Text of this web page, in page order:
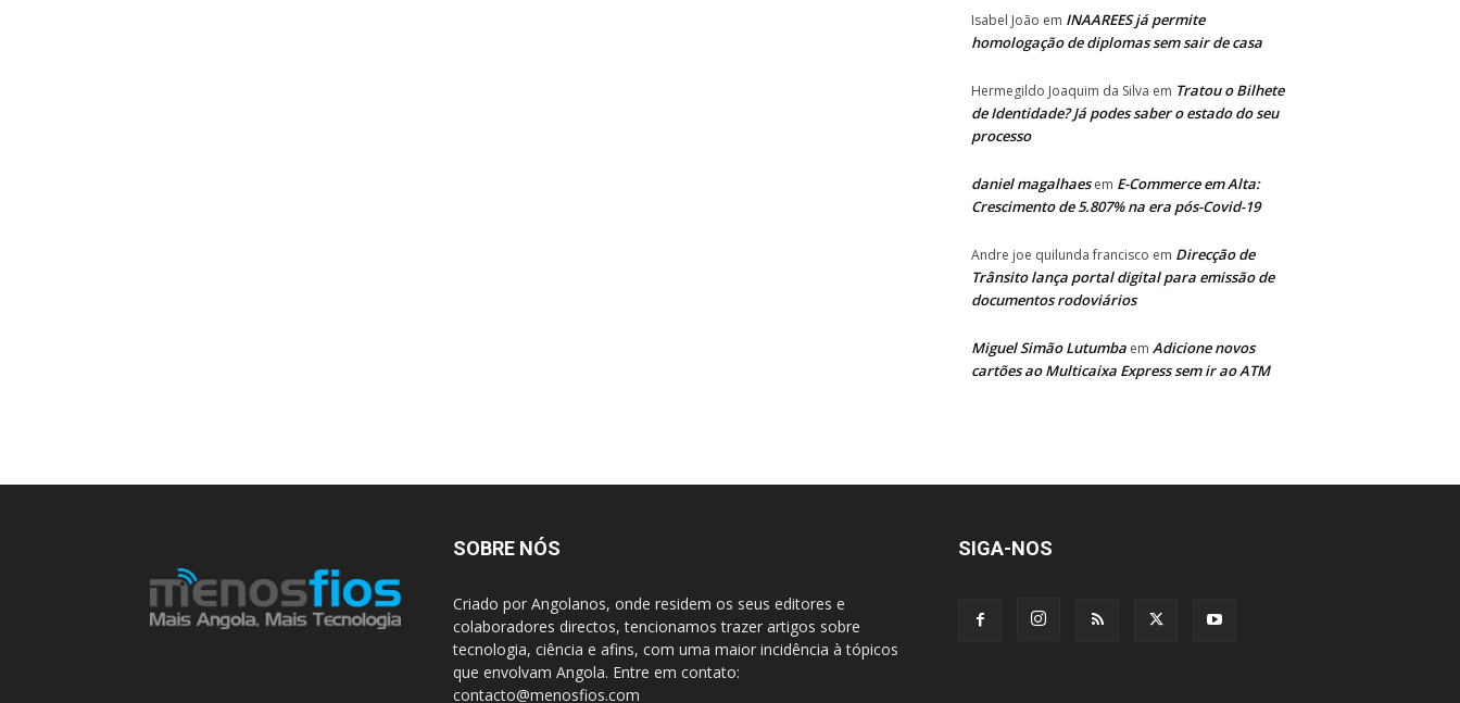
Isabel João em INAAREES já permite
homologação de diplomas sem sair de casa
Hermegildo Joaquim da Silva em Tratou o Bilhete
de Identidade? Já podes saber o estado do seu
processo
daniel magalhaesem E-Commerce em Alta:
Crescimento de 5.807% na era pós-Covid-19
Andre joe quilunda francisco em Direcção de
Trânsito lança portal digital para emissão de
documentos rodoviários
Miguel Simão Lutumba em Adicione novos
cartões ao Multicaixa Express sem ir ao ATM
SOBRE NÓS
Criado por Angolanos, onde residem os seus editores e
colaboradores directos, tencionamos trazer artigos sobre
tecnologia, ciência e afins, com uma maior incidência à tópicos
que envolvam Angola. Entre em contato:
contacto@menosfios.com
SIGA-NOS